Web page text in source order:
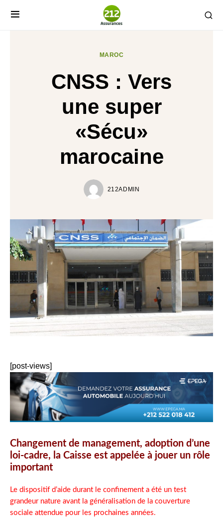
MAROC
CNSS : Vers
une super
«Sécu»
marocaine
212ADMIN
[post-views]
Changement de management, adoption d’une
loi-cadre, la Caisse est appelée à jouer un rôle
important
Le dispositif d’aide durant le confinement a été un test
grandeur nature avant la généralisation de la couverture
sociale attendue pour les prochaines années.